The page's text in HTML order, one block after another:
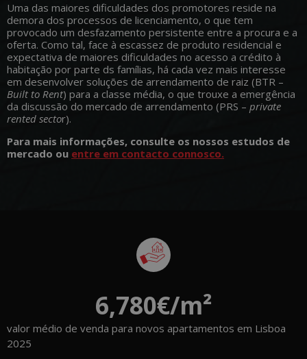
Uma das maiores dificuldades dos promotores reside na
demora dos processos de licenciamento, o que tem
provocado um desfazamento persistente entre a procura e a
oferta. Como tal, face à escassez de produto residencial e
expectativa de maiores dificuldades no acesso a crédito à
habitação por parte ds famílias, há cada vez mais interesse
em desenvolver soluções de arrendamento de raiz (BTR –
Built to Rent) para a classe média, o que trouxe a emergência
da discussão do mercado de arrendamento (PRS – private
rented sector).
Para mais informações, consulte os nossos estudos de
mercado ou entre em contacto connosco.
valor médio de venda para novos apartamentos em Lisboa
2025
6,780€/m²